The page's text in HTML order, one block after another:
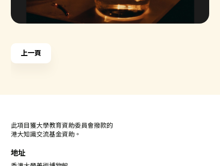
上一頁
此項目獲大學教育資助委員會撥款的
港大知識交流基金資助。
地址